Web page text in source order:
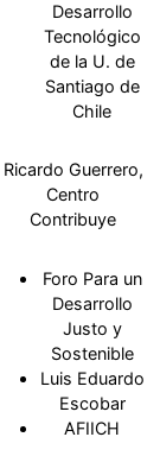
Desarrollo
Tecnológico
de la U. de
Santiago de
Chile
Ricardo Guerrero,
Centro
Contribuye
Foro Para un
Desarrollo
Justo y
Sostenible
Luis Eduardo
Escobar
AFIICH